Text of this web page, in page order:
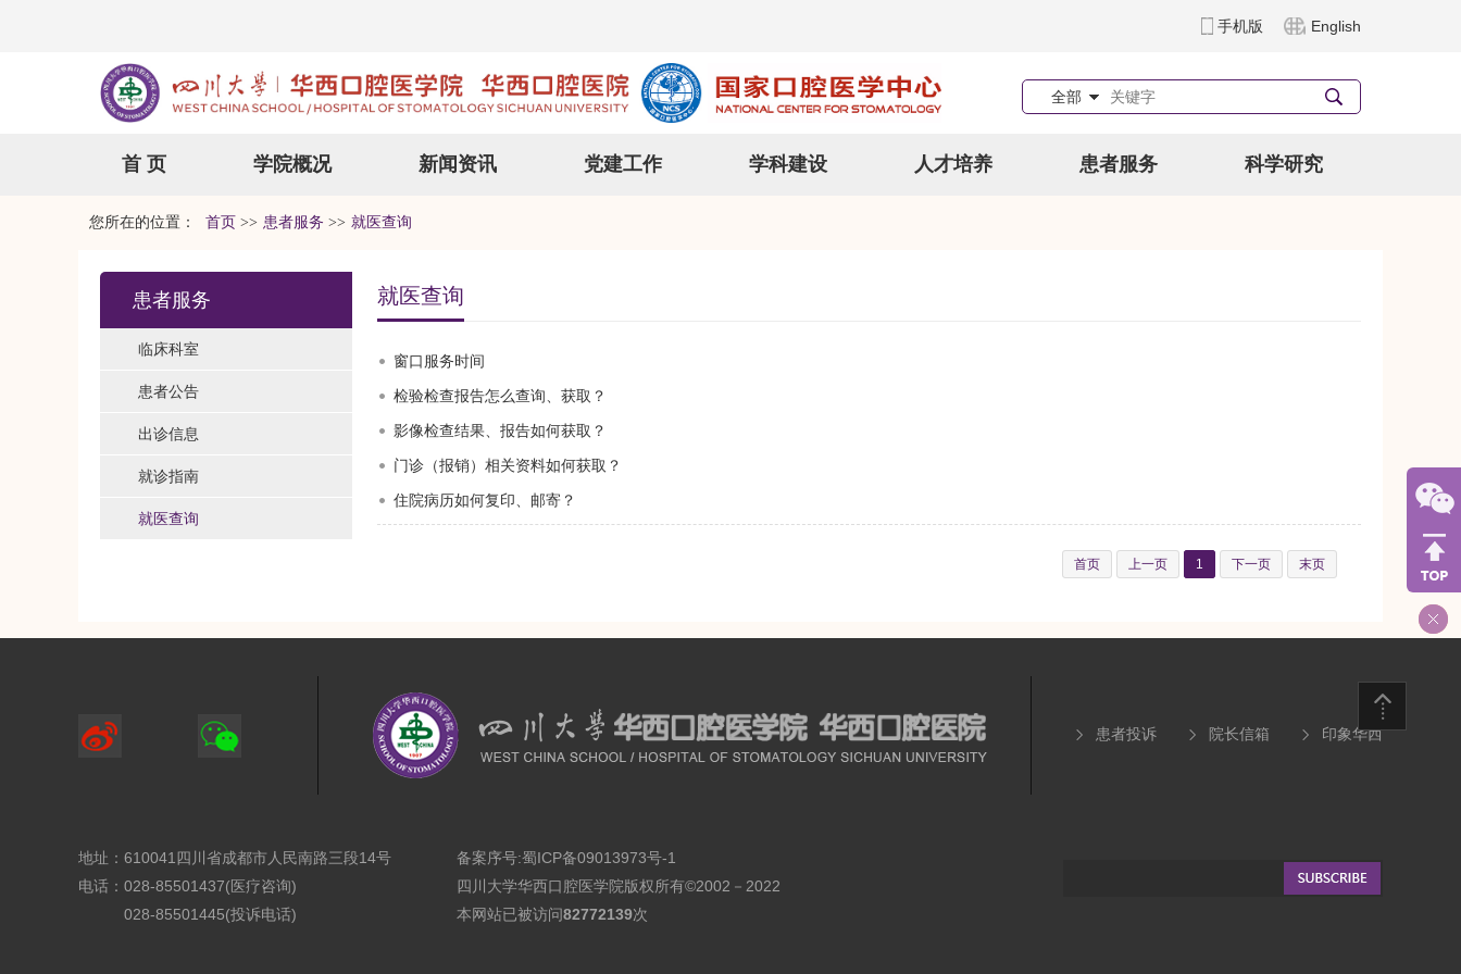
手机版 English
全部
首 页 学院概况 新闻资讯 党建工作 学科建设 人才培养 患者服务 科学研究
您所在的位置： 首页 >> 患者服务 >> 就医查询
患者服务
临床科室
患者公告
出诊信息
就诊指南
就医查询
就医查询
窗口服务时间
检验检查报告怎么查询、获取？
影像检查结果、报告如何获取？
门诊（报销）相关资料如何获取？
住院病历如何复印、邮寄？
首页 上一页 1 下一页 末页
患者投诉 院长信箱 印象华西
地址：610041四川省成都市人民南路三段14号
电话：028-85501437(医疗咨询)
028-85501445(投诉电话)
备案序号:蜀ICP备09013973号-1
四川大学华西口腔医学院版权所有©2002－2022
本网站已被访问82772139次